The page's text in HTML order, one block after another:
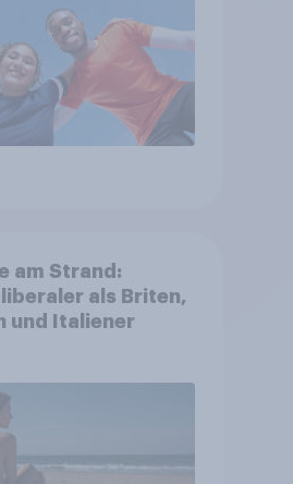
am Strand:
als Briten,
und Italiener